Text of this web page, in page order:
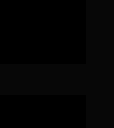
ごはん後